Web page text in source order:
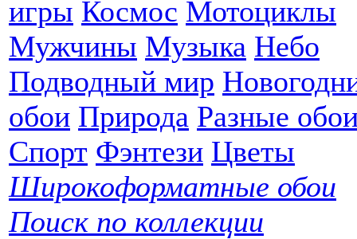
игры Космос Мотоциклы
Мужчины Музыка Небо
Подводный мир
обои Природа Разные
Спорт Фэнтези Цветы
Широкоформатные обои
Поиск по коллекции